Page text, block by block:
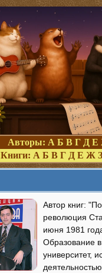
Авторы: А Б В Г Д Е
Книги: А Б В Г Д Е Ж З
Автор книг:
революция
июня 1981
Образование
университет,